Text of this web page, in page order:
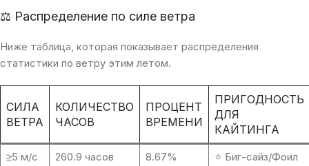
⚖ Распределение по силе ветра
Ниже таблица, которая показывает распределения
статистики по ветру этим летом.
СИЛА
ВЕТРА
КОЛИЧЕСТВО
ЧАСОВ
ПРОЦЕНТ
ВРЕМЕНИ
ПРИГОДНОСТЬ
ДЛЯ
КАЙТИНГА
≥5 м/с 260.9 часов 8.67%
⭐ Биг-сайз/Фоил